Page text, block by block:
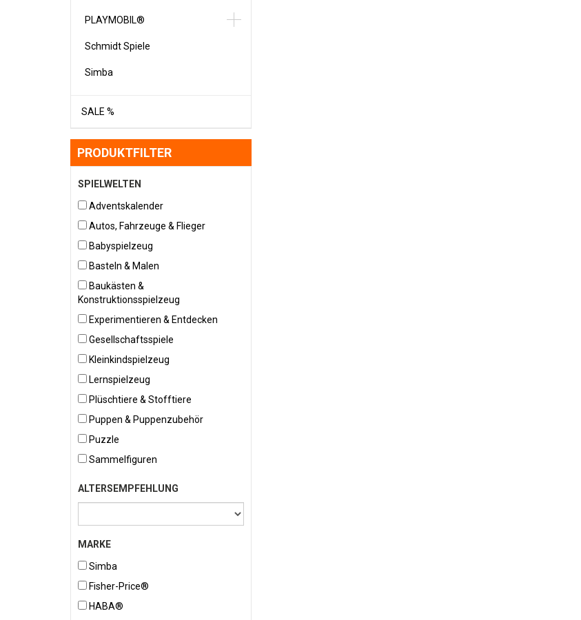
PLAYMOBIL®
Schmidt Spiele
Simba
SALE %
PRODUKTFILTER
SPIELWELTEN
Adventskalender
Autos, Fahrzeuge & Flieger
Babyspielzeug
Basteln & Malen
Baukästen &
Konstruktionsspielzeug
Experimentieren & Entdecken
Gesellschaftsspiele
Kleinkindspielzeug
Lernspielzeug
Plüschtiere & Stofftiere
Puppen & Puppenzubehör
Puzzle
Sammelfiguren
ALTERSEMPFEHLUNG
MARKE
Simba
Fisher-Price®
HABA®